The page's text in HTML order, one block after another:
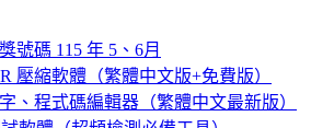
號碼 115 年 5、6月
壓縮軟體（繁體中文版+免費版）
、程式碼編輯器（繁體中文最新版）